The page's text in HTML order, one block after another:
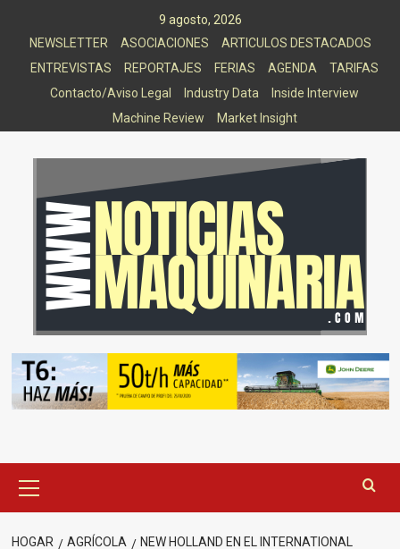
9 agosto, 2026
NEWSLETTER
ASOCIACIONES
ARTICULOS DESTACADOS
ENTREVISTAS
REPORTAJES FERIAS AGENDA
TARIFAS
Contacto/Aviso Legal
Industry Data
Inside Interview
Machine Review
Market Insight
principal
HOGAR AGRÍCOLA
NEW HOLLAND EN EL INTERNATIONAL